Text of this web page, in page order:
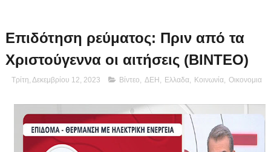
Επιδότηση ρεύματος: Πριν από τα
Χριστούγεννα οι αιτήσεις (BINTEO)
Τρίτη, Δεκεμβρίου 12, 2023 Βίντεο ΔΕΗ Ελλαδα, Κοινωνία, Οικονομια